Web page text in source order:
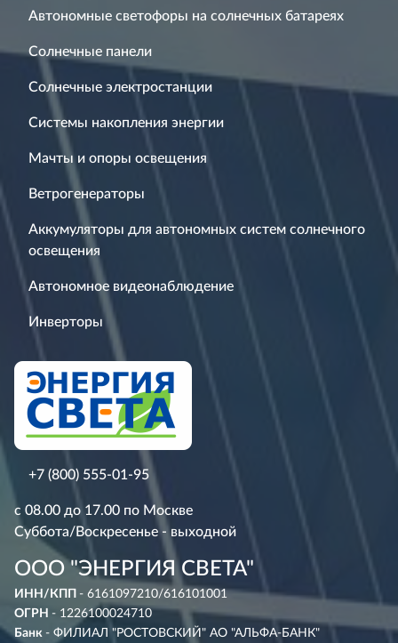
Автономные светофоры на солнечных батареях
Солнечные панели
Солнечные электростанции
Системы накопления энергии
Мачты и опоры освещения
Ветрогенераторы
Аккумуляторы для автономных систем солнечного
освещения
Автономное видеонаблюдение
Инверторы
+7 (800) 555-01-95
с 08.00 до 17.00 по Москве
Суббота/Воскресенье - выходной
ООО "ЭНЕРГИЯ СВЕТА"
ИНН/КПП - 6161097210/616101001
ОГРН - 1226100024710
Банк - ФИЛИАЛ "РОСТОВСКИЙ" АО "АЛЬФА-БАНК"